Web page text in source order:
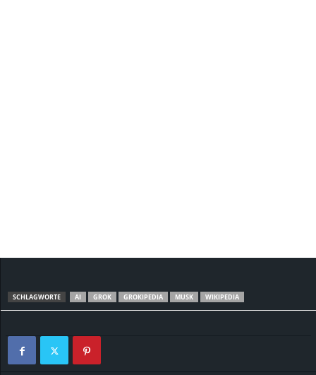
SCHLAGWORTE AI GROK GROKIPEDIA MUSK WIKIPEDIA